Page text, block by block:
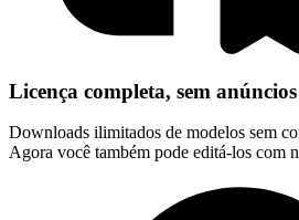
Licença completa, sem anúncios
Downloads ilimitados de modelos sem
Agora você também pode editá-los com